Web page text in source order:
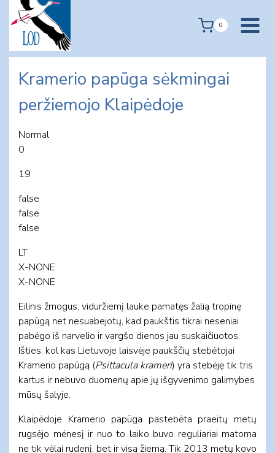
content
0
Kramerio papūga sėkmingai
peržiemojo Klaipėdoje
Normal
0
19
false
false
false
LT
X-NONE
X-NONE
Eilinis žmogus, viduržiemį lauke pamatęs žalią tropinę
papūgą net nesuabejotų, kad paukštis tikrai neseniai
pabėgo iš narvelio ir vargšo dienos jau suskaičiuotos.
Išties, kol kas Lietuvoje laisvėje paukščių stebėtojai
Kramerio papūgą (Psittacula krameri) yra stebėję tik tris
kartus ir nebuvo duomenų apie jų išgyvenimo galimybes
mūsų šalyje.
Klaipėdoje Kramerio papūga pastebėta praeitų metų
rugsėjo mėnesį ir nuo to laiko buvo reguliariai matoma
ne tik vėlai rudenį, bet ir visą žiemą. Tik 2013 metų kovo